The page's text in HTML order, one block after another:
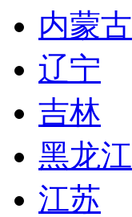
内蒙古
辽宁
吉林
黑龙江
江苏